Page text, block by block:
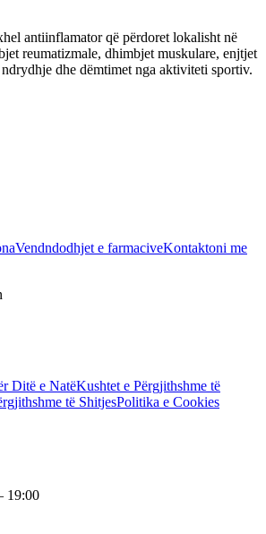
antiinflamator që përdoret lokalisht në
reumatizmale, dhimbjet muskulare, enjtjet
dhe dëmtimet nga aktiviteti sportiv.
Vendndodhjet e farmaciveKontaktoni me
Ditë e NatëKushtet e Përgjithshme të
të ShitjesPolitika e Cookies
19:00